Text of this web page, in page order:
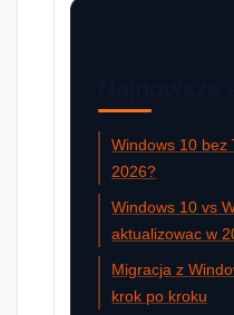
Windows 10 bez
2026?
Windows 10 vs
aktualizowac w
Migracja z
krok po kroku